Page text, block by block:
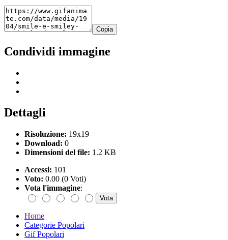
Copia
Condividi immagine
Dettagli
Risoluzione: 19x19
Download: 0
Dimensioni del file: 1.2 KB
Accessi: 101
Voto: 0.00 (0 Voti)
Vota l'immagine:
Home
Categorie Popolari
Gif Popolari